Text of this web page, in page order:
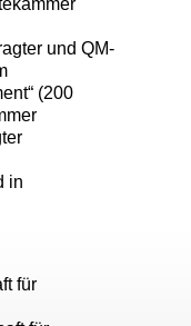
und QM-
(200
in
für